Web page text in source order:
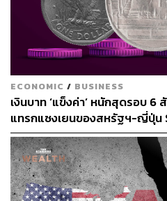
ในช่วงท้ายของการประชุมไบเ
ผิงนั้นเป็นไปอย่าง ‘ตรงไปตรงมา
ได้พบกัน 3 ครั้งระหว่างที่ไบเด
การประชุมสุดยอดที่สำคัญในปี
บรรลุข้อตกลงร่วมกันในประเด็น
เปลี่ยนแปลงสภาพภูมิอากาศ
อย่างไรก็ตาม ไบเดนยังคงใช้น
เช่น การคงภาษีศุลกากรสำหรั
ภาษีเพิ่มเติมในเดือนพฤษภาคม
แผงโซลาร์เซลล์ และเหล็กจากจีน
ECONOMIC / BUSINESS
เงินบาท ‘แข็งค่า’ หนักสุดรอบ
แทรกแซงเยนของสหรัฐฯ-ญี่ปุ่
เปิดเป้าสิ้นปีนี้จ่อแข็งต่อแตะ